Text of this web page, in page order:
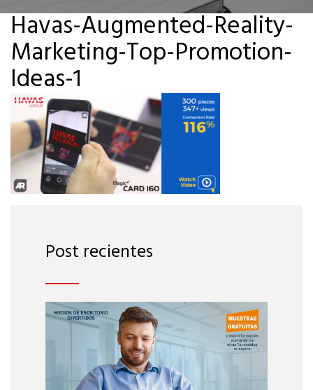
Havas-Augmented-Reality-
Marketing-Top-Promotion-
Ideas-1
Post recientes